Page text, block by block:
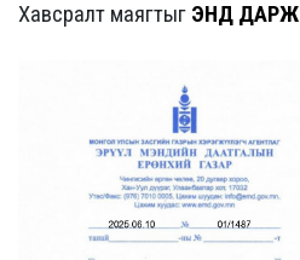
Хавсралт маягтыг ЭНД ДАРЖ